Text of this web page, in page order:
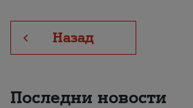
Назад
Последни новости